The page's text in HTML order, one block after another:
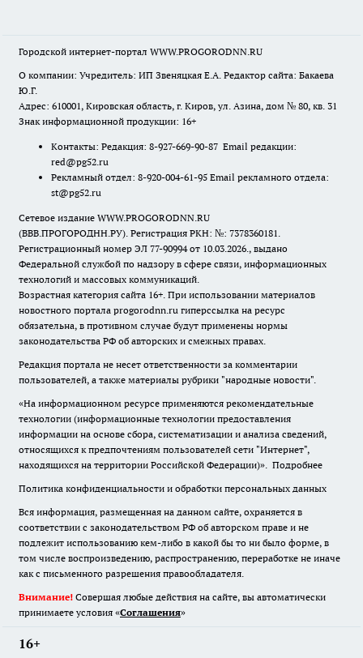
Городской интернет-портал WWW.PROGORODNN.RU
О компании: Учредитель: ИП Звеняцкая Е.А. Редактор сайта: Бакаева
Ю.Г.
Адрес: 610001, Кировская область, г. Киров, ул. Азина, дом № 80, кв. 31
Знак информационной продукции: 16+
Контакты: Редакция: 8-927-669-90-87 Email редакции:
red@pg52.ru
Рекламный отдел: 8-920-004-61-95 Email рекламного отдела:
st@pg52.ru
Сетевое издание WWW.PROGORODNN.RU
(ВВВ.ПРОГОРОДНН.РУ). Регистрация РКН: №: 7378360181.
Регистрационный номер ЭЛ 77-90994 от 10.03.2026., выдано
Федеральной службой по надзору в сфере связи, информационных
технологий и массовых коммуникаций.
Возрастная категория сайта 16+. При использовании материалов
новостного портала progorodnn.ru гиперссылка на ресурс
обязательна, в противном случае будут применены нормы
законодательства РФ об авторских и смежных правах.
Редакция портала не несет ответственности за комментарии
пользователей, а также материалы рубрики "народные новости".
«На информационном ресурсе применяются рекомендательные
технологии (информационные технологии предоставления
информации на основе сбора, систематизации и анализа сведений,
относящихся к предпочтениям пользователей сети "Интернет",
находящихся на территории Российской Федерации)». Подробнее
Политика конфиденциальности и обработки персональных данных
Вся информация, размещенная на данном сайте, охраняется в
соответствии с законодательством РФ об авторском праве и не
подлежит использованию кем-либо в какой бы то ни было форме, в
том числе воспроизведению, распространению, переработке не иначе
как с письменного разрешения правообладателя.
Внимание! Совершая любые действия на сайте, вы автоматически
принимаете условия «Cоглашения»
16+